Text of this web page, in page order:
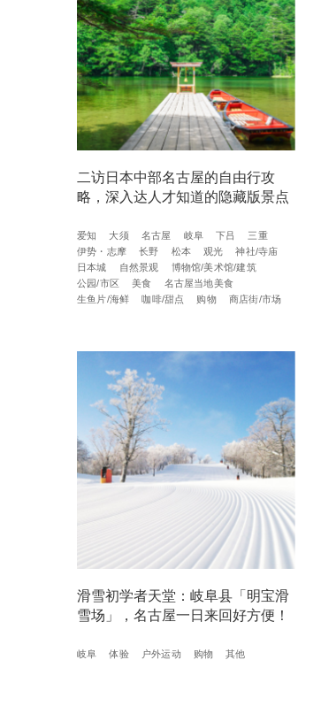
二访日本中部名古屋的自由行攻
略，深入达人才知道的隐藏版景点
爱知 大须 名古屋 岐阜 下吕
三重
伊势・志摩
长野 松本 观光
神社/寺庙
日本城
自然景观
博物馆/美术馆/建筑
公园/市区
美食
名古屋当地美食
生鱼片/海鲜
咖啡/甜点 购物 商店街/市场
滑雪初学者天堂：岐阜县「明宝滑
雪场」，名古屋一日来回好方便！
岐阜 体验 户外运动 购物 其他